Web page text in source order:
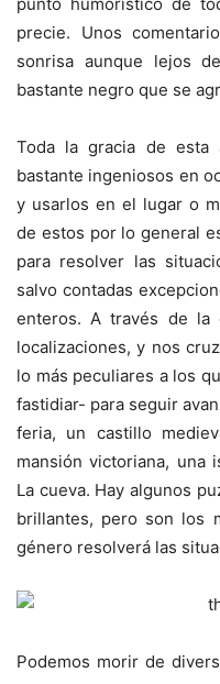
precie. Unos
sonrisa aunque lejos
bastante negro que se
Toda la gracia de esta
bastante ingeniosos en
y usarlos en el lugar o
de estos por lo general
para resolver las
salvo contadas
enteros. A través de la
localizaciones, y nos
lo más peculiares a los
fastidiar- para seguir
feria, un castillo
mansión victoriana,
La cueva. Hay algunos
brillantes, pero son los
género resolverá las
Podemos morir de